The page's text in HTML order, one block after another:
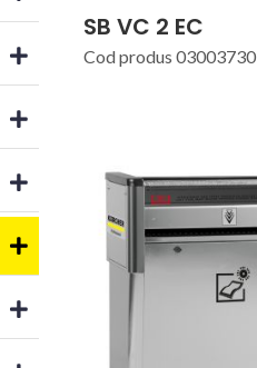
SB VC 2 EC
Cod produs 03003730